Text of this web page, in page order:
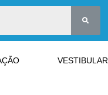
VESTIBULAR